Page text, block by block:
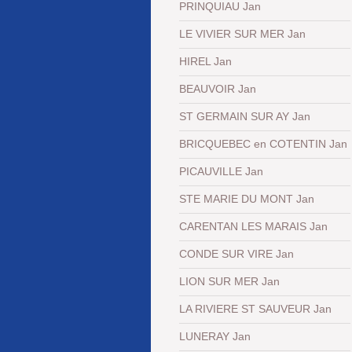
PRINQUIAU Jan
LE VIVIER SUR MER Jan
HIREL Jan
BEAUVOIR Jan
ST GERMAIN SUR AY Jan
BRICQUEBEC en COTENTIN Jan
PICAUVILLE Jan
STE MARIE DU MONT Jan
CARENTAN LES MARAIS Jan
CONDE SUR VIRE Jan
LION SUR MER Jan
LA RIVIERE ST SAUVEUR Jan
LUNERAY Jan